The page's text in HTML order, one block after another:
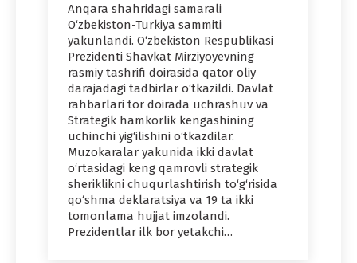
Anqara shahridagi samarali
O‘zbekiston-Turkiya sammiti
yakunlandi. O‘zbekiston Respublikasi
Prezidenti Shavkat Mirziyoyevning
rasmiy tashrifi doirasida qator oliy
darajadagi tadbirlar o‘tkazildi. Davlat
rahbarlari tor doirada uchrashuv va
Strategik hamkorlik kengashining
uchinchi yig‘ilishini o‘tkazdilar.
Muzokaralar yakunida ikki davlat
o‘rtasidagi keng qamrovli strategik
sheriklikni chuqurlashtirish to‘g‘risida
qo‘shma deklaratsiya va 19 ta ikki
tomonlama hujjat imzolandi.
Prezidentlar ilk bor yetakchi…